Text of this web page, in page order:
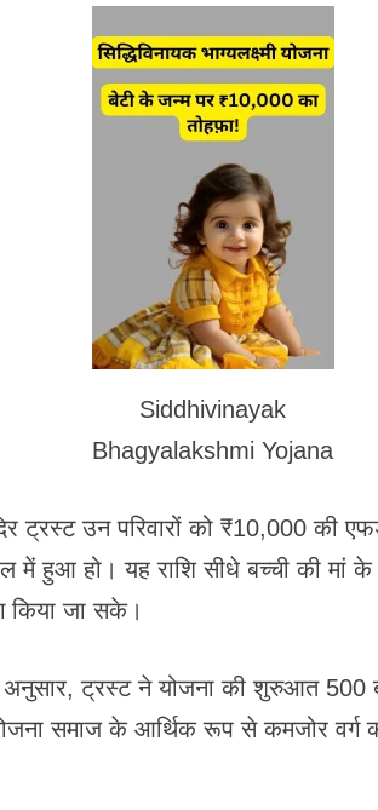
Siddhivinayak
Bhagyalakshmi Yojana
ट्रस्ट उन परिवारों को ₹10,000 की
में हुआ हो। यह राशि सीधे बच्ची की मां के
किया जा सके।
अनुसार, ट्रस्ट ने योजना की शुरुआत
समाज के आर्थिक रूप से कमजोर वर्ग